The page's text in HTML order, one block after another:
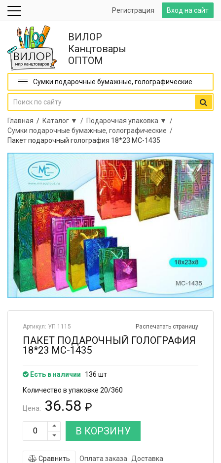
Вход на сайт
Регистрация
ВИЛОР
Канцтовары
ОПТОМ
Сумки подарочные бумажные, голографические
Главная / Каталог ▼ / Подарочная упаковка ▼ /
Сумки подарочные бумажные, голографические /
Пакет подарочный голография 18*23 МС-1435
Распечатать страницу
Артикул: УП 1115
ПАКЕТ ПОДАРОЧНЫЙ ГОЛОГРАФИЯ
18*23 МС-1435
Есть в наличии
136 шт
Количество в упаковке 20/360
Цена: 36.58 ₽
В КОРЗИНУ
Сравнить Оплата заказа Доставка